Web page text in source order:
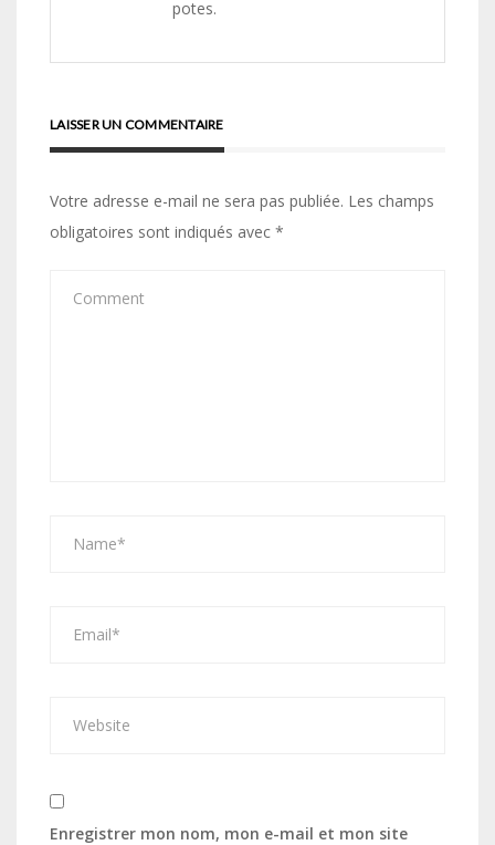
potes.
LAISSER UN COMMENTAIRE
Votre adresse e-mail ne sera pas publiée. Les champs
obligatoires sont indiqués avec *
Enregistrer mon nom, mon e-mail et mon site